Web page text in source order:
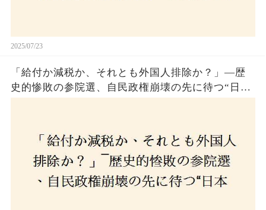
2025/07/23
「給付か減税か、それとも外国人排除か？」―歴
史的惨敗の参院選、自民政権崩壊の先に待つ“日本